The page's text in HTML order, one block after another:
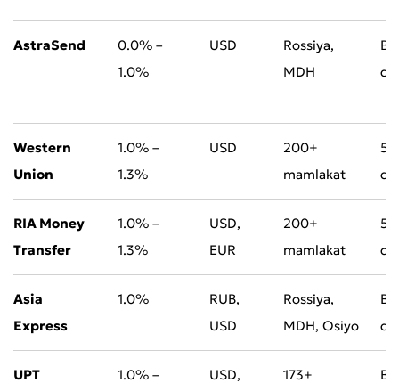
AstraSend
0.0% –
1.0%
USD
Rossiya,
MDH
Western
Union
1.0% –
1.3%
USD
200+
mamlakat
RIA Money
Transfer
1.0% –
1.3%
USD,
EUR
200+
mamlakat
Asia
Express
1.0%
RUB,
USD
Rossiya,
MDH, Osiyo
UPT
1.0% –
USD,
173+